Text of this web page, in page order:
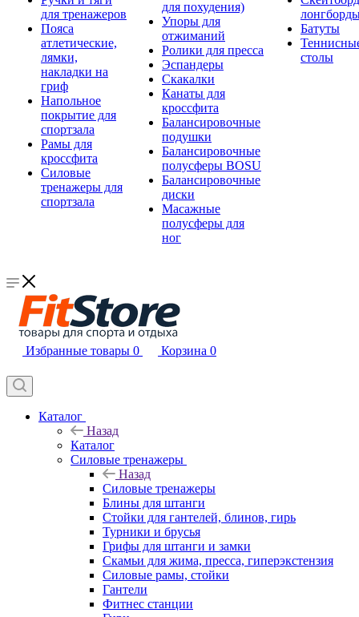
для тренажеров
Пояса
атлетические,
лямки,
накладки на
гриф
Напольное
покрытие для
спортзала
Рамы для
кроссфита
Силовые
тренажеры для
спортзала
для похудения)
Упоры для
отжиманий
Ролики для пресса
Эспандеры
Скакалки
Канаты для
кроссфита
Балансировочные
подушки
Балансировочные
полусферы BOSU
Балансировочные
диски
Масажные
полусферы для
ног
Батуты
столы
Избранные товары 0 Корзина 0
Каталог
Назад
Каталог
Силовые тренажеры
Назад
Силовые тренажеры
Блины для штанги
Стойки для гантелей, блинов, гирь
Турники и брусья
Грифы для штанги и замки
Скамьи для жима, пресса, гиперэкстензия
Силовые рамы, стойки
Гантели
Фитнес станции